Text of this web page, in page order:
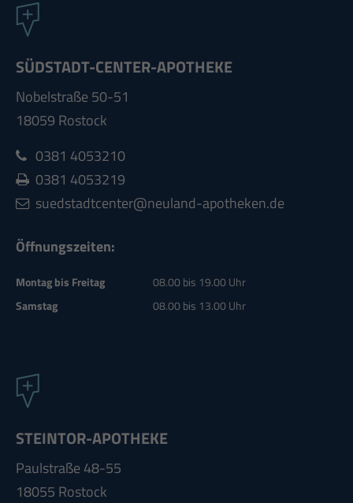
SÜDSTADT-CENTER-APOTHEKE
Nobelstraße 50-51
18059 Rostock
0381 4053210
0381 4053219
suedstadtcenter@neuland-apotheken.de
Öffnungszeiten:
Montag bis Freitag
08.00 bis 19.00 Uhr
Samstag
08.00 bis 13.00 Uhr
STEINTOR-APOTHEKE
Paulstraße 48-55
18055 Rostock